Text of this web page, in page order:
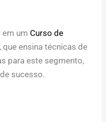
em um Curso de
que ensina técnicas de
para este segmento,
sucesso.